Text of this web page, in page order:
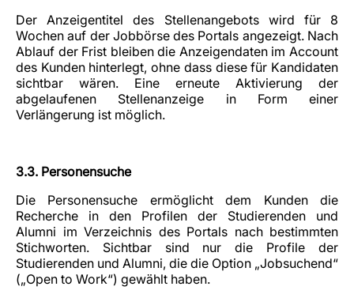
Der Anzeigentitel des Stellenangebots wird für 8
Wochen auf der Jobbörse des Portals angezeigt. Nach
Ablauf der Frist bleiben die Anzeigendaten im Account
des Kunden hinterlegt, ohne dass diese für Kandidaten
sichtbar wären. Eine erneute Aktivierung der
abgelaufenen Stellenanzeige in Form einer
Verlängerung ist möglich.
3.3. Personensuche
Die Personensuche ermöglicht dem Kunden die
Recherche in den Profilen der Studierenden und
Alumni im Verzeichnis des Portals nach bestimmten
Stichworten. Sichtbar sind nur die Profile der
Studierenden und Alumni, die die Option „Jobsuchend“
(„Open to Work“) gewählt haben.